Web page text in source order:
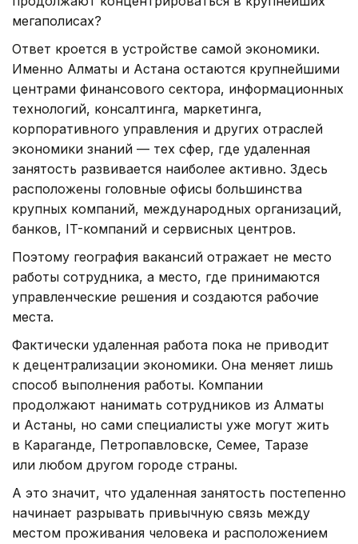
мегаполисах?
Ответ кроется в устройстве самой экономики.
Именно Алматы и Астана остаются крупнейшими
центрами финансового сектора, информационных
технологий, консалтинга, маркетинга,
корпоративного управления и других отраслей
экономики знаний — тех сфер, где удаленная
занятость развивается наиболее активно. Здесь
расположены головные офисы большинства
крупных компаний, международных организаций,
банков, IT-компаний и сервисных центров.
Поэтому география вакансий отражает не место
работы сотрудника, а место, где принимаются
управленческие решения и создаются рабочие
места.
Фактически удаленная работа пока не приводит
к децентрализации экономики. Она меняет лишь
способ выполнения работы. Компании
продолжают нанимать сотрудников из Алматы
и Астаны, но сами специалисты уже могут жить
в Караганде, Петропавловске, Семее, Таразе
или любом другом городе страны.
А это значит, что удаленная занятость постепенно
начинает разрывать привычную связь между
местом проживания человека и расположением